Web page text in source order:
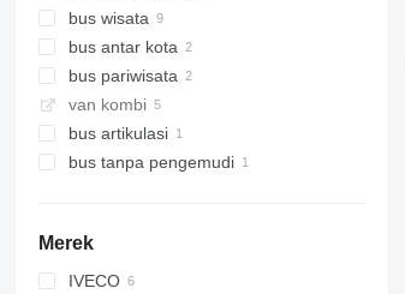
bus wisata
bus antar kota
bus pariwisata
van kombi
bus artikulasi
bus tanpa pengemudi
Merek
IVECO